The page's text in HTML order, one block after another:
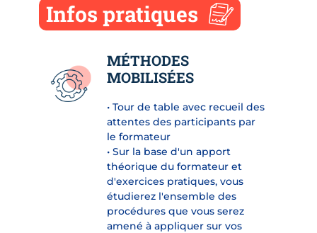
Infos pratiques
MÉTHODES
MOBILISÉES
• Tour de table avec recueil des
attentes des participants par
le formateur
• Sur la base d'un apport
théorique du formateur et
d'exercices pratiques, vous
étudierez l'ensemble des
procédures que vous serez
amené à appliquer sur vos